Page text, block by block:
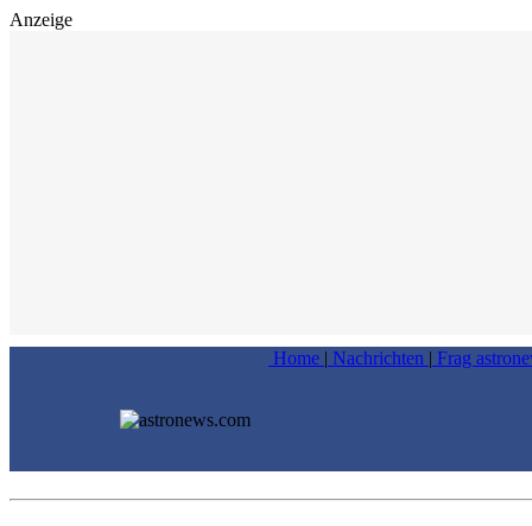
Anzeige
Home | Nachrichten | Frag